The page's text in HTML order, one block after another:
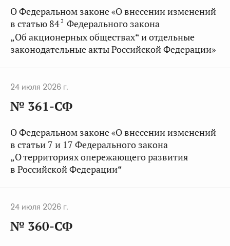
О Федеральном законе «О внесении изменений
в статью 842 Федерального закона
„Об акционерных обществах“ и отдельные
законодательные акты Российской Федерации»
24 июля 2026 г.
№ 361-СФ
О Федеральном законе «О внесении изменений
в статьи 7 и 17 Федерального закона
„О территориях опережающего развития
в Российской Федерации“
24 июля 2026 г.
№ 360-СФ